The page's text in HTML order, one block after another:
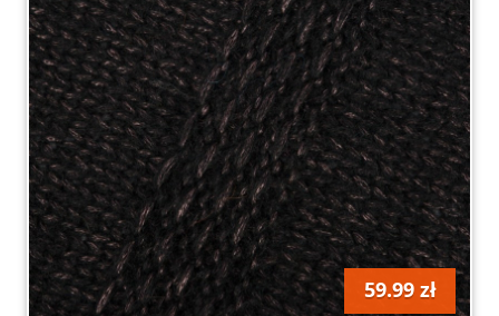
zapraszamy do odkrywania oferty sklepu na
GetLook!
59.99 zł